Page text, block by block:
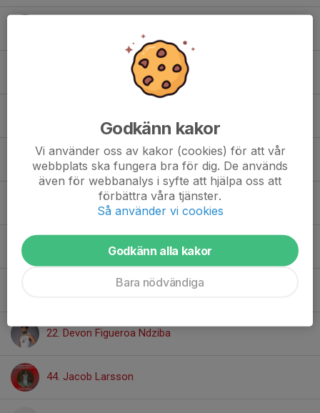
7. Jens Malmquist
11. Mallec Brandt
12. Jakob Crusefalk
17. Enid Becarevic
18. Melvin Ohlin
22. Devon Figueroa Ndziba
44. Jacob Larsson
Godkänn kakor
Vi använder oss av kakor (cookies) för att vår
webbplats ska fungera bra för dig. De används
även för webbanalys i syfte att hjälpa oss att
förbättra våra tjänster.
Så använder vi cookies
Godkänn alla kakor
Bara nödvändiga